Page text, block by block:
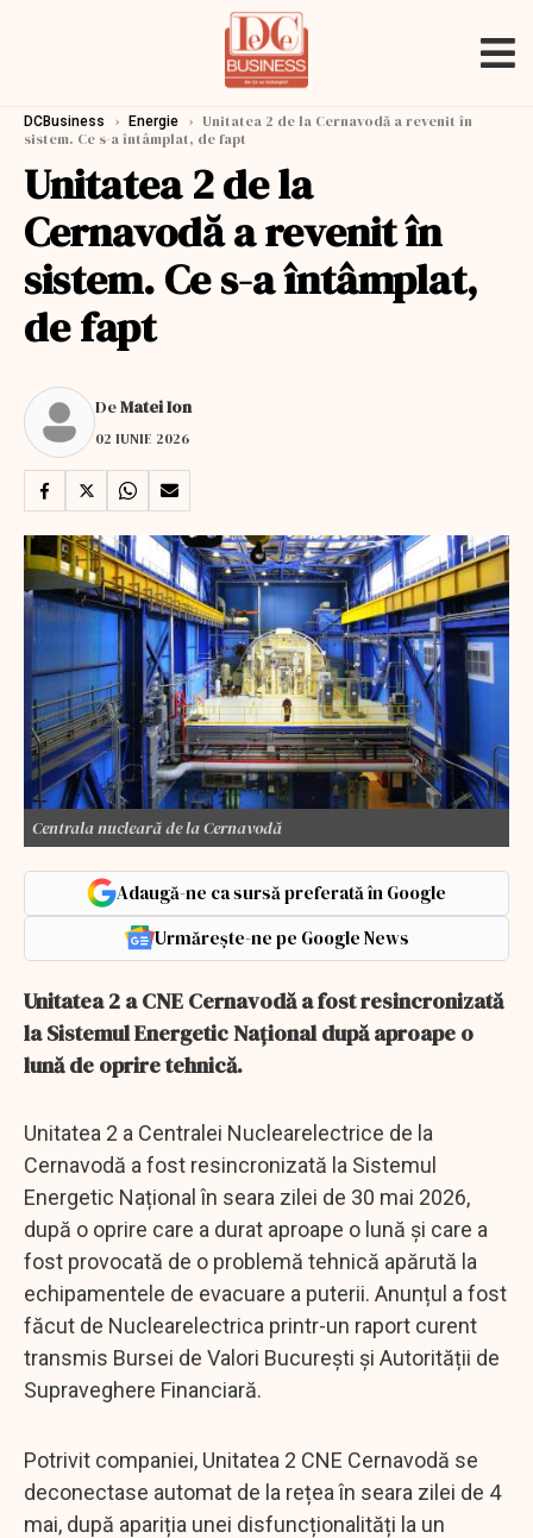
DCBusiness › Energie › Unitatea 2 de la Cernavodă a revenit în
sistem. Ce s-a întâmplat, de fapt
Unitatea 2 de la
Cernavodă a revenit în
sistem. Ce s-a întâmplat,
de fapt
DeMatei Ion
02 IUNIE 2026
Centrala nucleară de la Cernavodă
Adaugă-ne ca sursă preferată în Google
Urmărește-ne pe Google News
Unitatea 2 a CNE Cernavodă a fost resincronizată
la Sistemul Energetic Național după aproape o
lună de oprire tehnică.
Unitatea 2 a Centralei Nuclearelectrice de la
Cernavodă a fost resincronizată la Sistemul
Energetic Național în seara zilei de 30 mai 2026,
după o oprire care a durat aproape o lună și care a
fost provocată de o problemă tehnică apărută la
echipamentele de evacuare a puterii. Anunțul a fost
făcut de Nuclearelectrica printr-un raport curent
transmis Bursei de Valori București și Autorității de
Supraveghere Financiară.
Potrivit companiei, Unitatea 2 CNE Cernavodă se
deconectase automat de la rețea în seara zilei de 4
mai, după apariția unei disfuncționalități la un